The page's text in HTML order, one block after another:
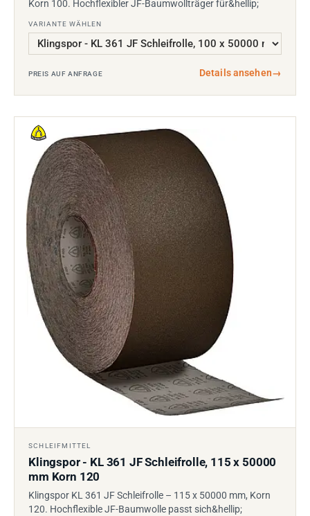
Korn 100. Hochflexibler JF-Baumwollträger für&hellip;
VARIANTE WÄHLEN
PREIS AUF ANFRAGE Details ansehen→
SCHLEIFMITTEL
Klingspor - KL 361 JF Schleifrolle, 115 x 50000
mm Korn 120
Klingspor KL 361 JF Schleifrolle – 115 x 50000 mm, Korn
120. Hochflexible JF-Baumwolle passt sich&hellip;